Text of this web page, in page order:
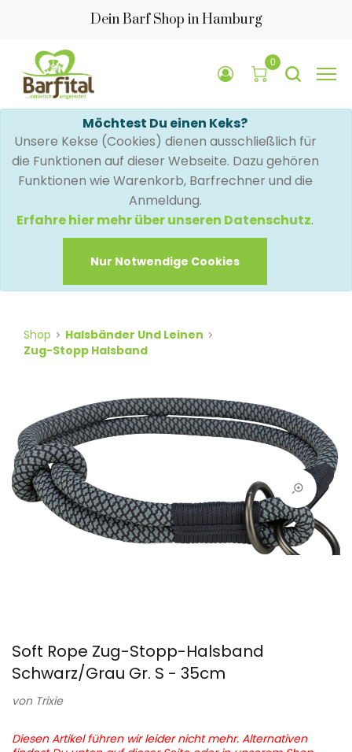
Dein Barf Shop in Hamburg
0
Möchtest Du einen Keks?
Unsere Kekse (Cookies) dienen ausschließlich für
die Funktionen auf dieser Webseite. Dazu gehören
Funktionen wie Warenkorb, Barfrechner und die
Anmeldung.
Erfahre hier mehr über unseren Datenschutz.
Nur Notwendige Cookies
Shop
Halsbänder Und Leinen
Zug-Stopp Halsband
Soft Rope Zug-Stopp-Halsband
Schwarz/Grau Gr. S - 35cm
von Trixie
Diesen Artikel führen wir leider nicht mehr. Alternativen